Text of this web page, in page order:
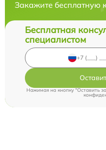
Закажите бесплатную
Бесплатная
специалистом
Нажимая на кнопку "Оставить